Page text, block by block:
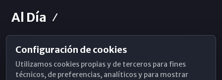
Al Día
Horarios de Misa
Hemeroteca
Configuración de cookies
Utilizamos cookies propias y de terceros para fines
técnicos, de preferencias, analíticos y para mostrar